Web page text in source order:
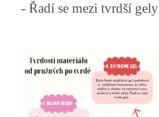
- Řadí se mezi tvrdší gely